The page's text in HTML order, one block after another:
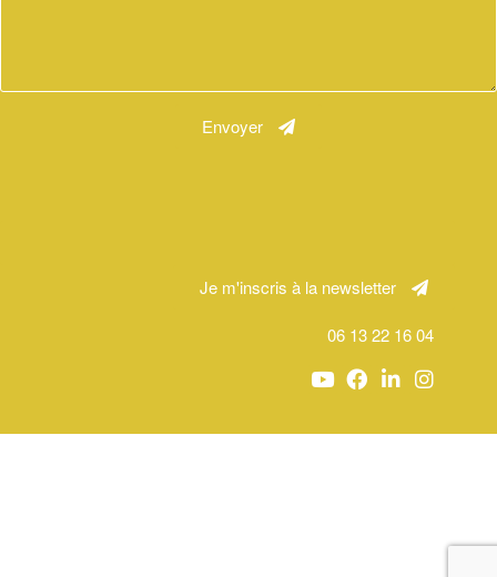
Envoyer
Je m'inscris à la newsletter
06 13 22 16 04